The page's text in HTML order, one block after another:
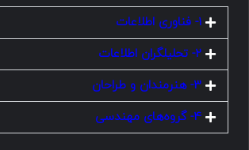
1- فناوری اطلاعات
2- تحلیلگران اطلاعات
3- هنرمندان و طراحان
4- گروه‌های مهندسی